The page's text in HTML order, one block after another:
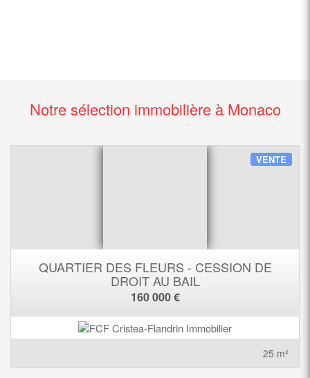
Notre sélection immobilière à Monaco
VENTE
QUARTIER DES FLEURS - CESSION DE
DROIT AU BAIL
160 000 €
25 m²